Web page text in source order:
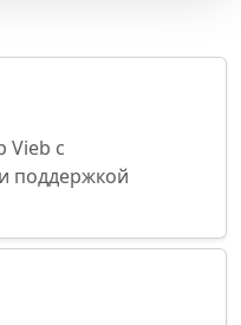
Vieb с
поддержкой